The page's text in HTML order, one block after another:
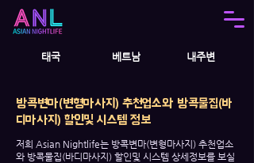
태국 베트남 내주변
방콕변마(변형마사지) 추천업소와 방콕물집(바
디마사지) 할인및 시스템 정보
저희 Asian Nightlife는 방콕변마(변형마사지) 추천업소
와 방콕물집(바디마사지) 할인및 시스템 상세정보를 보실